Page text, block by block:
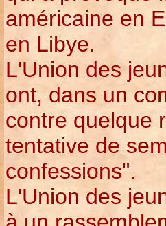
américaine en
en Libye.
L'Union des
ont, dans un
contre quelque
tentative de
confessions".
L'Union des